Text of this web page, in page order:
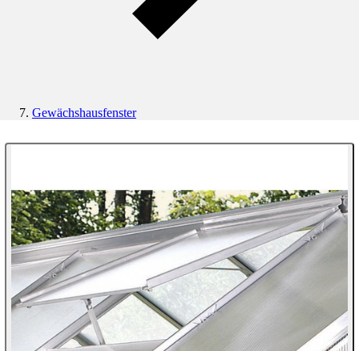
Gewächshausfenster